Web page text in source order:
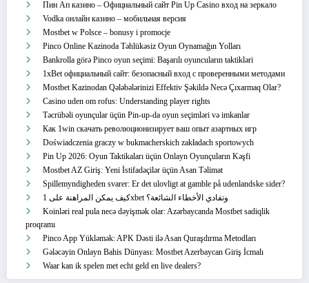
Пин Ап казино – Официальный сайт Pin Up Casino вход на зеркало
Vodka онлайн казино – мобильная версия
Mostbet w Polsce – bonusy i promocje
Pinco Online Kazinoda Təhlükəsiz Oyun Oynamağın Yolları
Bankrolla görə Pinco oyun seçimi: Başarılı oyuncuların taktikləri
1xBet официальный сайт: безопасный вход с проверенными методами
Mostbet Kazinodan Qələbələrinizi Effektiv Şəkildə Necə Çıxarmaq Olar?
Casino uden om rofus: Understanding player rights
Təcrübəli oyunçular üçün Pin-up-da oyun seçimləri və imkanlar
Как 1win скачать революционизирует ваш опыт азартных игр
Doświadczenia graczy w bukmacherskich zakładach sportowych
Pin Up 2026: Oyun Taktikaları üçün Onlayn Oyunçuların Kəşfi
Mostbet AZ Giriş: Yeni İstifadəçilər üçün Asan Təlimat
Spillemyndigheden svarer: Er det ulovligt at gamble på udenlandske sider?
كيف يمكن المراهنة على 1xbet وتفادي الأخطاء الشائعة؟
Koinləri real pula necə dəyişmək olar: Azərbaycanda Mostbet sadiqlik
proqramı
Pinco App Yükləmək: APK Dəsti ilə Asan Quraşdırma Metodları
Gələcəyin Onlayn Bahis Dünyası: Mostbet Azerbaycan Giriş İcmalı
Waar kan ik spelen met echt geld en live dealers?